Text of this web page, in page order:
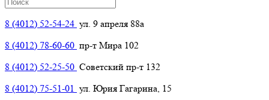
8 (4012) 52-54-24 ул. 9 апреля 88а
8 (4012) 78-60-60 пр-т Мира 102
8 (4012) 52-25-50 Советский пр-т 132
8 (4012) 75-51-01 ул. Юрия Гагарина, 15